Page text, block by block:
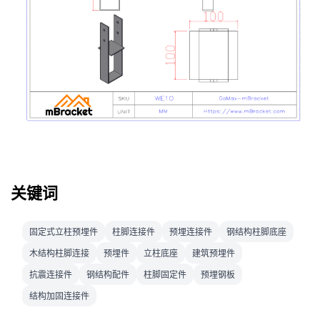
关键词
固定式立柱预埋件 柱脚连接件 预埋连接件
钢结构柱脚底座
木结构柱脚连接
预埋件 立柱底座
建筑预埋件
抗震连接件
钢结构配件 柱脚固定件
预埋钢板
结构加固连接件